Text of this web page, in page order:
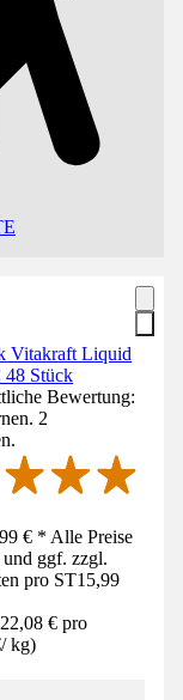
Vitakraft Liquid
48 Stück
Bewertung:
2
€ * Alle Preise
ggf. zzgl.
pro ST15,99
€ pro
/ kg)